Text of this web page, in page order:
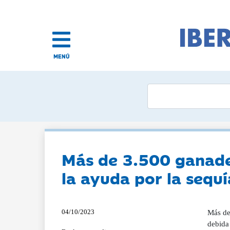
MENÚ
Más de 3.500
la ayuda por la
04/10/2023
Más